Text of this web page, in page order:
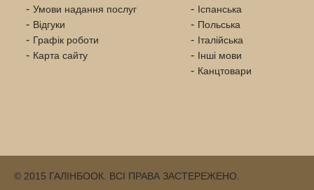
Умови надання послуг
Відгуки
Графік роботи
Карта сайту
Іспанська
Польська
Італійська
Інші мови
Канцтовари
© 2015 ГАЛІНБООК. ВСІ ПРАВА ЗАСТЕРЕЖЕНО.